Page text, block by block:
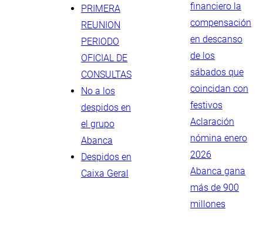
PRIMERA
REUNION
PERIODO
OFICIAL DE
CONSULTAS
No a los
despidos en
el grupo
Abanca
Despidos en
Caixa Geral
financiero la
compensación
en descanso
de los
sábados que
coincidan con
festivos
Aclaración
nómina enero
2026
Abanca gana
más de 900
millones